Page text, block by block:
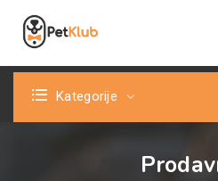
Kategorije